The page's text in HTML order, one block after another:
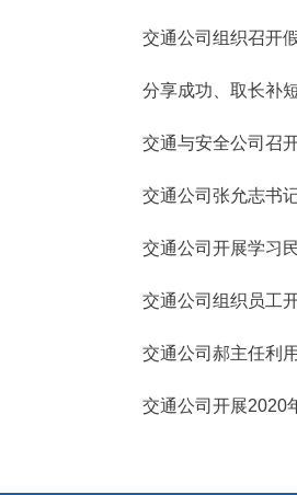
交通公司组织召开
分享成功、取长补
交通与安全公司召
交通公司张允志书
交通公司开展学习
交通公司组织员工
交通公司郝主任利
交通公司开展2020